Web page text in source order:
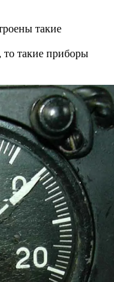
такие
то такие приборы